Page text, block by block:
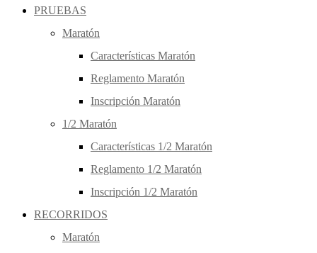
PRUEBAS
Maratón
Características Maratón
Reglamento Maratón
Inscripción Maratón
1/2 Maratón
Características 1/2 Maratón
Reglamento 1/2 Maratón
Inscripción 1/2 Maratón
RECORRIDOS
Maratón